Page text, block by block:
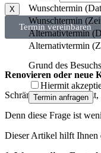
X
Termin vereinbaren
Wunschtermin
Wunschtermin
Alternativtermin
Alternativtermin
Grund des Besuchs
Hiermit
Renovieren oder neue
Schränke sind
Denn diese Frage ist
Dieser Artikel hilft Ihnen